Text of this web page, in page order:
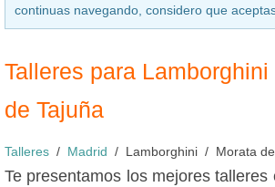
continuas navegando, considero que
Talleres para
de Tajuña
Talleres Madrid Lamborghini Morata
Te presentamos los mejores talleres